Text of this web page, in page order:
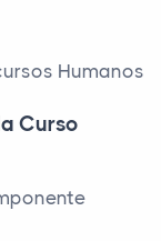
Humanos
Curso